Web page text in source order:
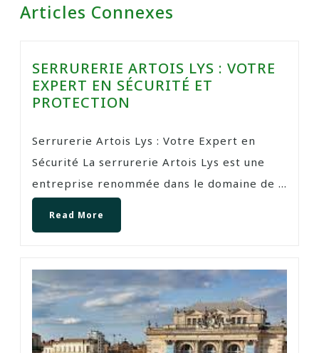
Articles Connexes
SERRURERIE ARTOIS LYS : VOTRE
EXPERT EN SÉCURITÉ ET
PROTECTION
Serrurerie Artois Lys : Votre Expert en
Sécurité La serrurerie Artois Lys est une
entreprise renommée dans le domaine de ...
Read More